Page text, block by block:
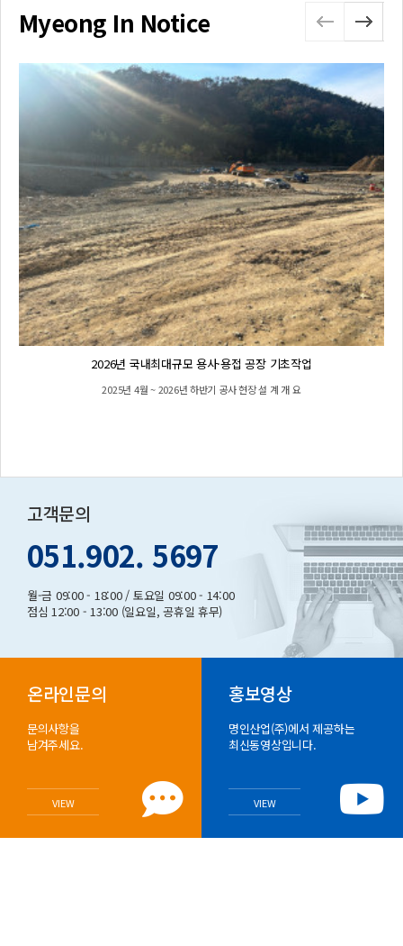
Myeong In Notice
2026년 국내최대규모 용사·용접 공장 기초작업
2025년 4월 ~ 2026년 하반기 공사 현장 설 계 개 요
고객문의
051.902. 5697
월-금 09:00 - 18:00 / 토요일 09:00 - 14:00
점심 12:00 - 13:00 (일요일, 공휴일 휴무)
온라인문의
문의사항을
남겨주세요.
VIEW
홍보영상
명인산업(주)에서 제공하는
최신동영상입니다.
VIEW